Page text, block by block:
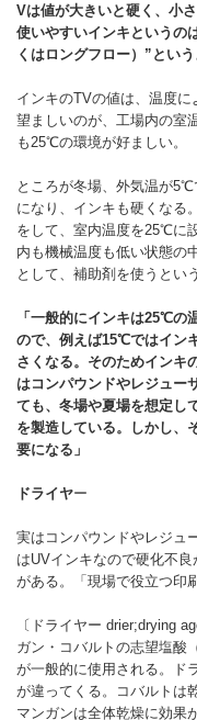
Vは値が大きいと硬く、小
使いやすいインキというの
くはロングフロー）”とい
インキのTVの値は、温度
望ましいのが、工場内の室
も25℃の環境が好ましい。
ところが冬場、外気温が
になり、インキも硬くなる
をして、室内温度を25℃に
内も機械温度も低い状態の
として、補助剤を使うとい
「一般的にインキは25℃の
ので、例えば15℃ではイン
さくなる。そのためインキ
はコンパウンドやレジュー
ても、冬場や夏場を想定し
を製造している。しかし、
要になる」
ドライヤー
実はコンパウンドやレジュ
はUVインキなので硬化不
がある。「現場で役立つ印
〔ドライヤー drier;drying
ガン・コバルトの志望塩酸
が一般的に使用される。ド
が違ってくる。コバルトは
マンガンは全体乾燥に効果